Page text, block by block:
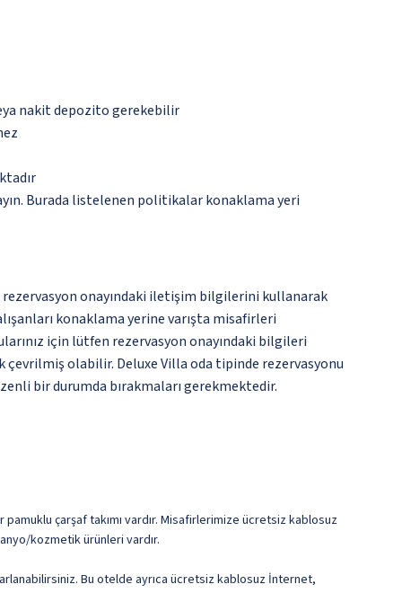
nakit depozito gerekebilir
Burada listelenen politikalar konaklama yeri
onayındaki iletişim bilgilerini kullanarak
konaklama yerine varışta misafirleri
için lütfen rezervasyon onayındaki bilgileri
olabilir. Deluxe Villa oda tipinde rezervasyonu
bir durumda bırakmaları gerekmektedir.
çarşaf takımı vardır. Misafirlerimize ücretsiz kablosuz
kozmetik ürünleri vardır.
Bu otelde ayrıca ücretsiz kablosuz İnternet,